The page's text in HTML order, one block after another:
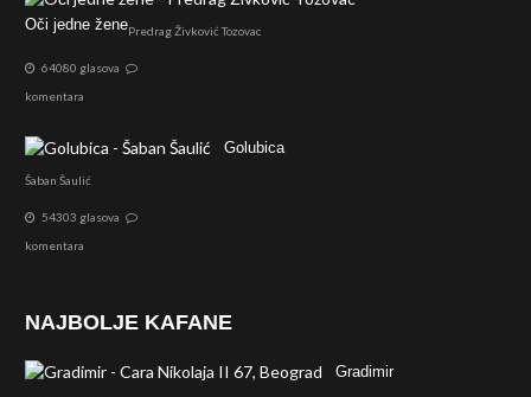
Oči jedne ženePredrag Živković Tozovac
64080 glasova
komentara
Golubica
Šaban Šaulić
54303 glasova
komentara
NAJBOLJE KAFANE
Gradimir